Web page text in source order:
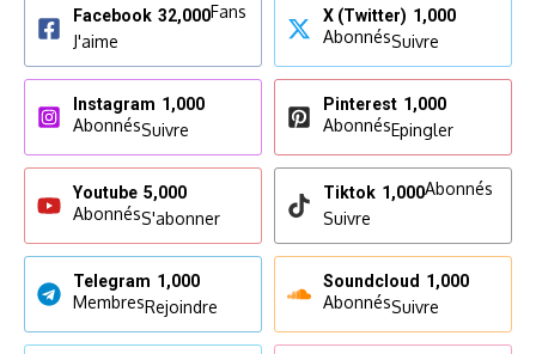
Facebook 32,000Fans
J'aime
X (Twitter) 1,000
AbonnésSuivre
Instagram 1,000
AbonnésSuivre
Pinterest 1,000
AbonnésEpingler
Youtube 5,000
AbonnésS'abonner
Tiktok 1,000Abonnés
Suivre
Telegram 1,000
MembresRejoindre
Soundcloud 1,000
AbonnésSuivre